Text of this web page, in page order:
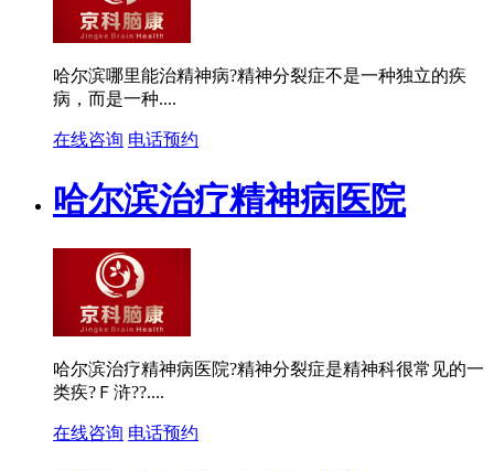
哈尔滨哪里能治精神病?精神分裂症不是一种独立的疾
病，而是一种....
在线咨询 电话预约
哈尔滨治疗精神病医院
哈尔滨治疗精神病医院?精神分裂症是精神科很常见的一
类疾?Ｆ浒??....
在线咨询 电话预约